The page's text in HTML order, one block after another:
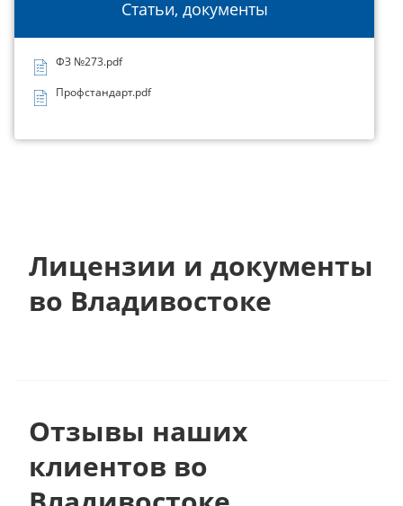
Статьи, документы
ФЗ №273.pdf
Профстандарт.pdf
Лицензии и документы
во Владивостоке
Отзывы наших
клиентов во